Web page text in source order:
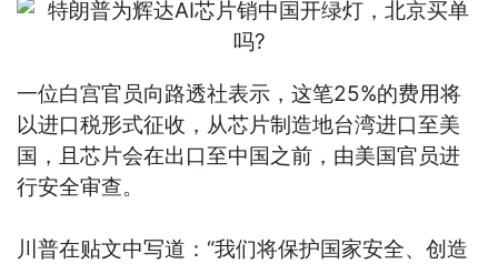
一位白宫官员向路透社表示，这笔25%的费用将
以进口税形式征收，从芯片制造地台湾进口至美
国，且芯片会在出口至中国之前，由美国官员进
行安全审查。
川普在贴文中写道：“我们将保护国家安全、创造